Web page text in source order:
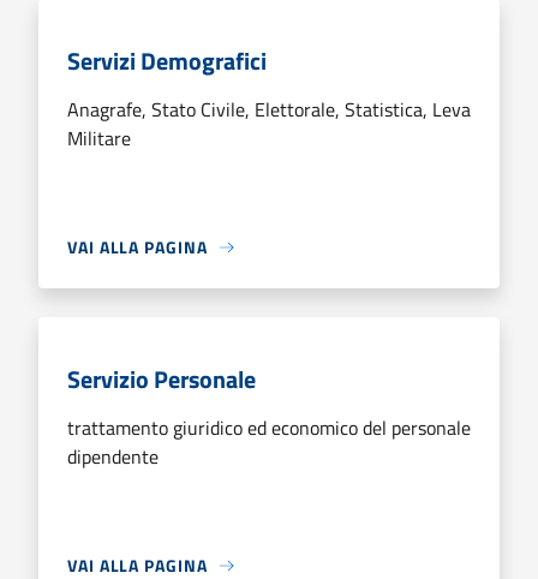
Servizi Demografici
Anagrafe, Stato Civile, Elettorale, Statistica, Leva
Militare
VAI ALLA PAGINA
Servizio Personale
trattamento giuridico ed economico del personale
dipendente
VAI ALLA PAGINA